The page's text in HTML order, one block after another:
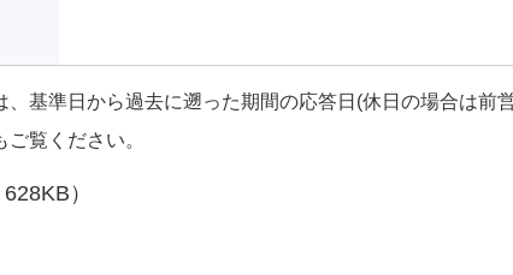
基準日から過去に遡った期間の応答日(休日の場合は前
覧ください。
）